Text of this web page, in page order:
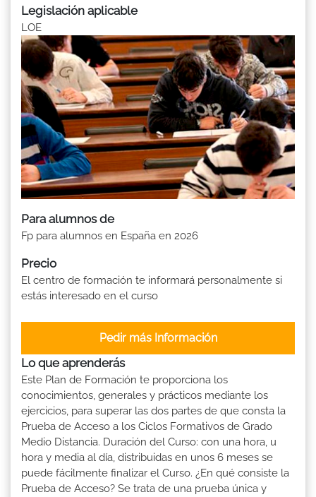
Legislación aplicable
LOE
Para alumnos de
Fp para alumnos en España en 2026
Precio
El centro de formación te informará personalmente si
estás interesado en el curso
Pedir más Información
Lo que aprenderás
Este Plan de Formación te proporciona los
conocimientos, generales y prácticos mediante los
ejercicios, para superar las dos partes de que consta la
Prueba de Acceso a los Ciclos Formativos de Grado
Medio Distancia. Duración del Curso: con una hora, u
hora y media al día, distribuidas en unos 6 meses se
puede fácilmente finalizar el Curso. ¿En qué consiste la
Prueba de Acceso? Se trata de una prueba única y